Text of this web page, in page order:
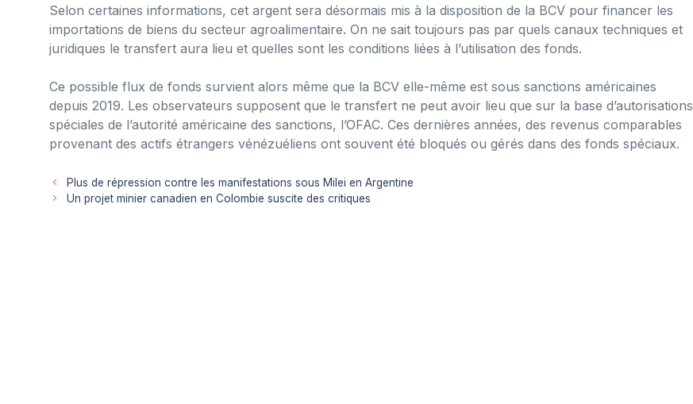
Selon certaines informations, cet argent sera désormais mis à la disposition de la BCV pour financer les
importations de biens du secteur agroalimentaire. On ne sait toujours pas par quels canaux techniques et
juridiques le transfert aura lieu et quelles sont les conditions liées à l’utilisation des fonds.
Ce possible flux de fonds survient alors même que la BCV elle-même est sous sanctions américaines
depuis 2019. Les observateurs supposent que le transfert ne peut avoir lieu que sur la base d’autorisations
spéciales de l’autorité américaine des sanctions, l’OFAC. Ces dernières années, des revenus comparables
provenant des actifs étrangers vénézuéliens ont souvent été bloqués ou gérés dans des fonds spéciaux.
Plus de répression contre les manifestations sous Milei en Argentine
Un projet minier canadien en Colombie suscite des critiques